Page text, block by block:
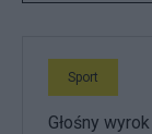
Sport
Głośny